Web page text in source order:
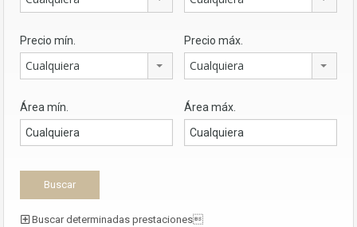
Precio mín.
Cualquiera
Precio máx.
Cualquiera
Área mín. Área máx.
Buscar determinadas prestaciones